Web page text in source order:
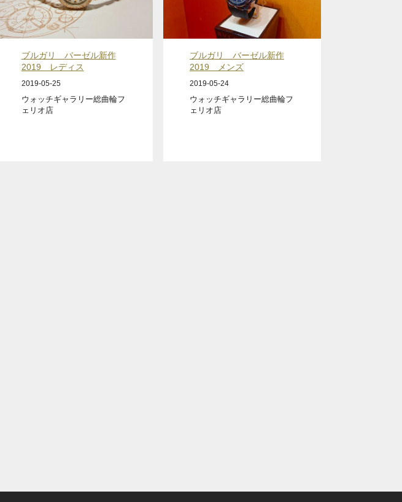
ブルガリ バーゼル新作
2019 レディス
2019-05-25
ウォッチギャラリー総曲輪フ
ェリオ店
ブルガリ バーゼル新作
2019 メンズ
2019-05-24
ウォッチギャラリー総曲輪フ
ェリオ店